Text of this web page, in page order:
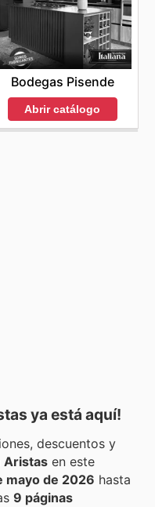
Bodegas Pisende
Abrir catálogo
ya está aquí!
descuentos y
Aristas en este
mayo de 2026 hasta
9 páginas